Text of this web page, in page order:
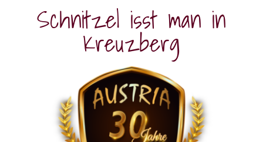
Schnitzel isst man in
Kreuzberg